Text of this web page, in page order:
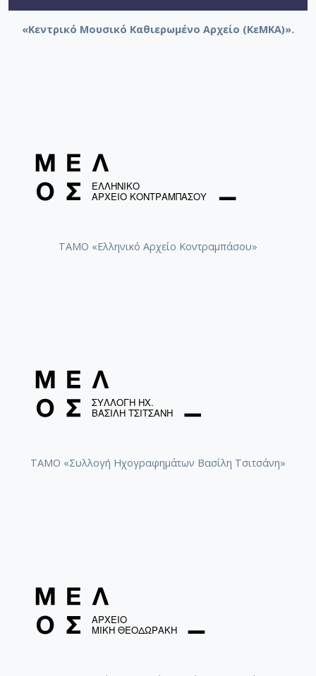
«Κεντρικό Μουσικό Καθιερωμένο Αρχείο (ΚεΜΚΑ)».
ΤΑΜΟ «Ελληνικό Αρχείο Κοντραμπάσου»
ΤΑΜΟ «Συλλογή Ηχογραφημάτων Βασίλη Τσιτσάνη»